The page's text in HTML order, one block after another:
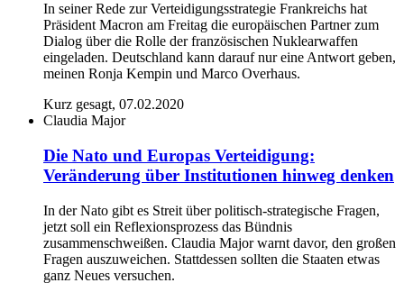
In seiner Rede zur Verteidigungsstrategie Frankreichs hat
Präsident Macron am Freitag die europäischen Partner zum
Dialog über die Rolle der französischen Nuklearwaffen
eingeladen. Deutschland kann darauf nur eine Antwort geben,
meinen Ronja Kempin und Marco Overhaus.
Kurz gesagt, 07.02.2020
Claudia Major
Die Nato und Europas Verteidigung:
Veränderung über Institutionen hinweg denken
In der Nato gibt es Streit über politisch-strategische Fragen,
jetzt soll ein Reflexionsprozess das Bündnis
zusammenschweißen. Claudia Major warnt davor, den großen
Fragen auszuweichen. Stattdessen sollten die Staaten etwas
ganz Neues versuchen.